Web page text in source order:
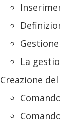
La
Creazione